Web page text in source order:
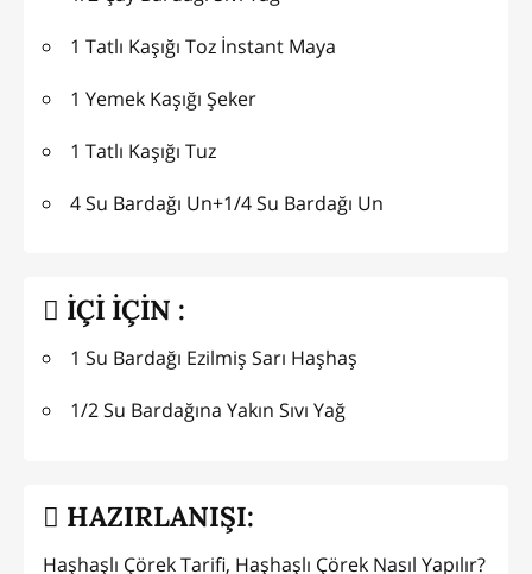
1 Tatlı Kaşığı Toz İnstant Maya
1 Yemek Kaşığı Şeker
1 Tatlı Kaşığı Tuz
4 Su Bardağı Un+1/4 Su Bardağı Un
İÇİ İÇİN :
1 Su Bardağı Ezilmiş Sarı Haşhaş
1/2 Su Bardağına Yakın Sıvı Yağ
HAZIRLANIŞI:
Haşhaşlı Çörek Tarifi, Haşhaşlı Çörek Nasıl Yapılır?